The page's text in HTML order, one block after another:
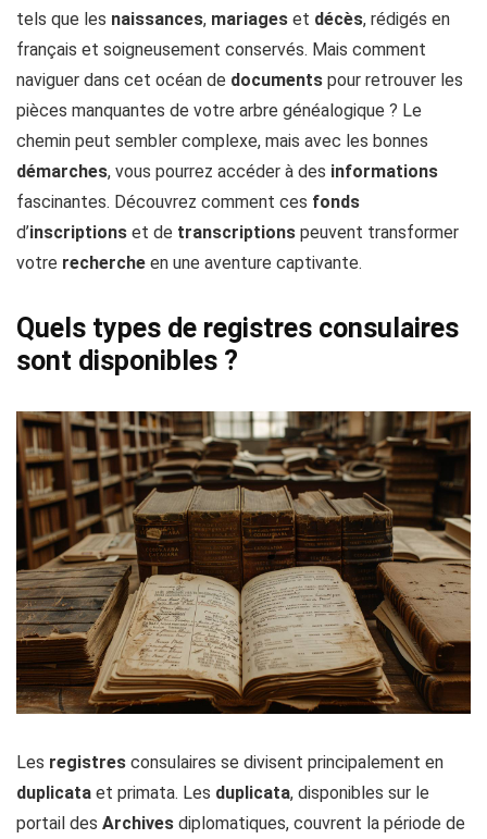
tels que les naissances, mariages et décès, rédigés en
français et soigneusement conservés. Mais comment
naviguer dans cet océan de documents pour retrouver les
pièces manquantes de votre arbre généalogique ? Le
chemin peut sembler complexe, mais avec les bonnes
démarches, vous pourrez accéder à des informations
fascinantes. Découvrez comment ces fonds
d’inscriptions et de transcriptions peuvent transformer
votre recherche en une aventure captivante.
Quels types de registres consulaires
sont disponibles ?
Les registres consulaires se divisent principalement en
duplicata et primata. Les duplicata, disponibles sur le
portail des Archives diplomatiques, couvrent la période de